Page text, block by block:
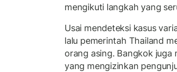
mengikuti langkah yang
Usai mendeteksi kasus
lalu pemerintah Thailand
orang asing. Bangkok
yang mengizinkan